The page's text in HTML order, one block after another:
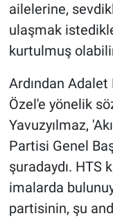
ailelerine,
ulaşmak
kurtulmuş
Ardından Adalet
Özel'e yönelik
Yavuzyılmaz,
Partisi Genel
şuradaydı. HTS
imalarda
partisinin, şu